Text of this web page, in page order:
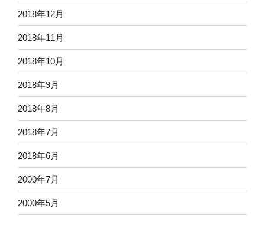
2018年12月
2018年11月
2018年10月
2018年9月
2018年8月
2018年7月
2018年6月
2000年7月
2000年5月